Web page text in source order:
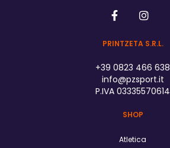
PRINTZETA S.R.L.
+39 0823 466 638
info@pzsport.it
P.IVA 03335570614
SHOP
Atletica